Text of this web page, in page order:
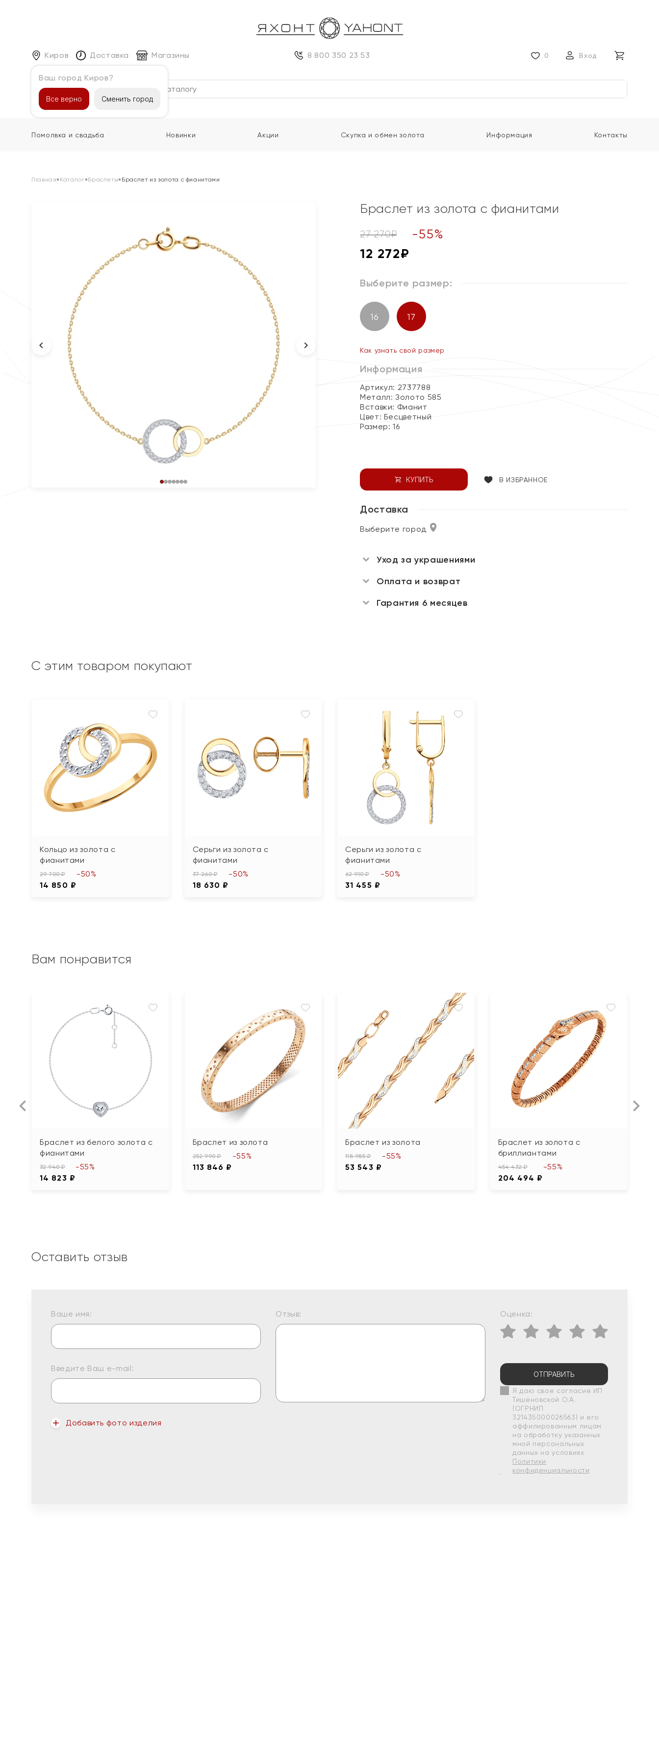
Киров
Ваш город Киров?
Все верно Сменить город
Доставка Магазины 8 800 350 23 53 0 Вход
Каталог
Помолвка и свадьба Новинки Акции Скупка и обмен золота Информация Контакты
Главная» Каталог»Браслеты» Браслет из золота с фианитами
Браслет из золота с фианитами
27 270₽ -55%
12 272₽
Выберите размер:
16 17
Как узнать свой размер
Информация
Артикул: 2737788
Металл:Золото 585
Вставки: Фианит
Цвет: Бесцветный
Размер:16
КУПИТЬ В ИЗБРАННОЕ
Доставка
Выберите город
Уход за украшениями
Оплата и возврат
Гарантия 6 месяцев
С этим товаром покупают
Кольцо из золота с
фианитами
29 700 ₽
14 850 ₽
-50%
Серьги из золота с
фианитами
37 260 ₽
18 630 ₽
-50%
Серьги из золота с
фианитами
62 910 ₽
31 455 ₽
-50%
Вам понравится
Браслет из белого золота с
фианитами
32 940 ₽
14 823 ₽
-55%
Браслет из золота
252 990 ₽
113 846 ₽
-55%
Браслет из золота
118 985 ₽
53 543 ₽
-55%
Браслет из золота с
бриллиантами
454 432 ₽
204 494 ₽
-55%
Оставить отзыв
Ваше имя:
Введите Ваш e-mail:
Добавить фото изделия
Отзыв: Оценка:
ОТПРАВИТЬ
Я даю свое согласие ИП
Тишеновской О.А.
(ОГРНИП
321435000026563) и его
аффилированным лицам
на обработку указанных
мной персональных
данных на условиях
Политики
конфиденциальности